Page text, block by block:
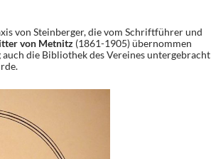
von Steinberger, die vom Schriftführer und
von Metnitz (1861-1905) übernommen
die Bibliothek des Vereines untergebracht